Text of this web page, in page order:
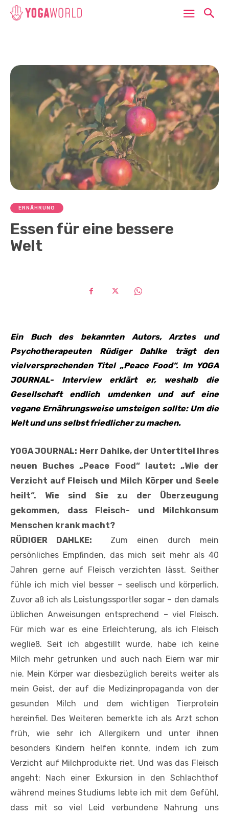
ERNÄHRUNG
Essen für eine bessere
Welt
Ein Buch des bekannten Autors, Arztes und
Psychotherapeuten Rüdiger Dahlke trägt den
vielversprechenden Titel „Peace Food“. Im YOGA
JOURNAL- Interview erklärt er, weshalb die
Gesellschaft endlich umdenken und auf eine
vegane Ernährungsweise umsteigen sollte: Um die
Welt und uns selbst friedlicher zu machen.
YOGA JOURNAL: Herr Dahlke, der Untertitel Ihres
neuen Buches „Peace Food“ lautet: „Wie der
Verzicht auf Fleisch und Milch Körper und Seele
heilt“. Wie sind Sie zu der Überzeugung
gekommen, dass Fleisch- und Milchkonsum
Menschen krank macht?
RÜDIGER DAHLKE:
Zum einen durch mein
persönliches Empfinden, das mich seit mehr als 40
Jahren gerne auf Fleisch verzichten lässt. Seither
fühle ich mich viel besser – seelisch und körperlich.
Zuvor aß ich als Leistungssportler sogar – den damals
üblichen Anweisungen entsprechend – viel Fleisch.
Für mich war es eine Erleichterung, als ich Fleisch
wegließ. Seit ich abgestillt wurde, habe ich keine
Milch mehr getrunken und auch nach Eiern war mir
nie. Mein Körper war diesbezüglich bereits weiter als
mein Geist, der auf die Medizinpropaganda von der
gesunden Milch und dem wichtigen Tierprotein
hereinfiel. Des Weiteren bemerkte ich als Arzt schon
früh, wie sehr ich Allergikern und unter ihnen
besonders Kindern helfen konnte, indem ich zum
Verzicht auf Milchprodukte riet. Und was das Fleisch
angeht: Nach einer Exkursion in den Schlachthof
während meines Studiums lebte ich mit dem Gefühl,
dass mit so viel Leid verbundene Nahrung uns